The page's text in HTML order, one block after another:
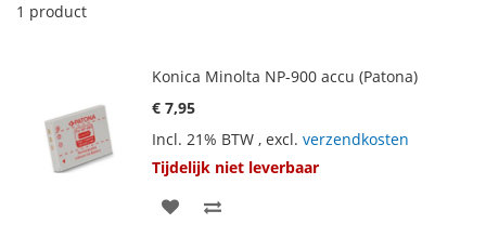
1 product
Konica Minolta NP-900 accu (Patona)
€ 7,95
Incl. 21% BTW , excl. verzendkosten
Tijdelijk niet leverbaar
VOEG